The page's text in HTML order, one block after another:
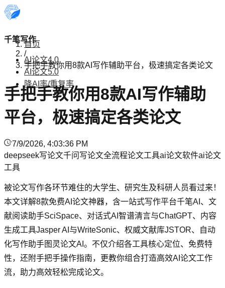
千笔写作
AI论文4.0
AI论文5.0
降AI率/重复率
首页
/
手把手教你用8款AI写作辅助平台，极速搞定各类论文
手把手教你用8款AI写作辅助
平台，极速搞定各类论文
7/9/2026, 4:03:36 PM
deepseek写论文千问写论文全流程论文工具ai论文软件ai论文
工具
被论文写作各环节难住的大学生、研究生及科研人员看过来！
本文详解8款免费AI论文神器，含一站式写作平台千笔AI、文
献阅读助手SciSpace、对话式AI智谱清言与ChatGPT、内容
生成工具Jasper AI与WriteSonic、权威文献库JSTOR、自动
化写作助手图灵论文AI。不仅介绍各工具核心定位、免费特
性，还附手把手操作指南，更教你组合打造高效AI论文工作
流，助力高效轻松完成论文。